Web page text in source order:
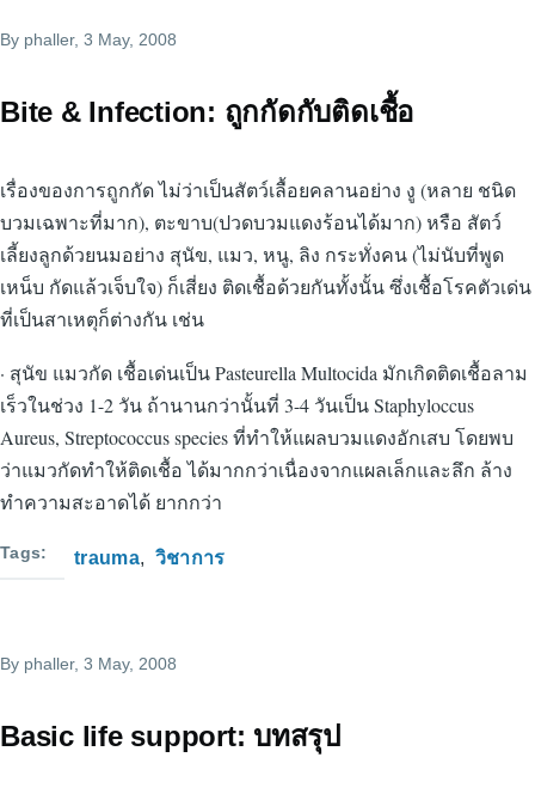
By phaller, 3 May, 2008
Bite & Infection: ถูกกัดกับติดเชื้อ
เรื่องของการถูกกัด ไม่ว่าเป็นสัตว์เลื้อยคลานอย่าง งู (หลาย ชนิด
บวมเฉพาะที่มาก),​ ตะขาบ(ปวดบวมแดงร้อนได้มาก) หรือ สัตว์
เลี้ยงลูกด้วยนมอย่าง สุนัข, แมว,​ หนู,​ ลิง กระทั่งคน (ไม่นับที่พูด
เหน็บ กัดแล้วเจ็บใจ) ก็เสี่ยง ติดเชื้อด้วยกันทั้งนั้น ซึ่งเชื้อโรคตัวเด่น
ที่เป็นสาเหตุก็ต่างกัน เช่น
· สุนัข แมวกัด เชื้อเด่นเป็น Pasteurella Multocida มักเกิดติดเชื้อลาม
เร็วในช่วง 1-2 วัน ถ้านานกว่านั้นที่ 3-4 วันเป็น Staphyloccus
Aureus, Streptococcus species ที่ทำให้แผลบวมแดงอักเสบ โดยพบ
ว่าแมวกัดทำให้ติดเชื้อ ได้มากกว่าเนื่องจากแผลเล็กและลึก ล้าง
ทำความสะอาดได้ ยากกว่า
Tags trauma วิชาการ
By phaller, 3 May, 2008
Basic life support: บทสรุป